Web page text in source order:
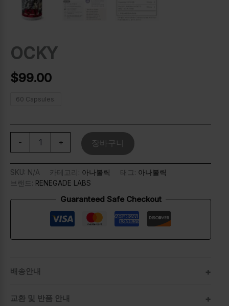
OCKY
$99.00
60 Capsules.
- + 장바구니
SKU: N/A 카테고리: 아나볼릭 태그: 아나볼릭
브랜드: RENEGADE LABS
Guaranteed Safe Checkout
배송안내
교환 및 반품 안내